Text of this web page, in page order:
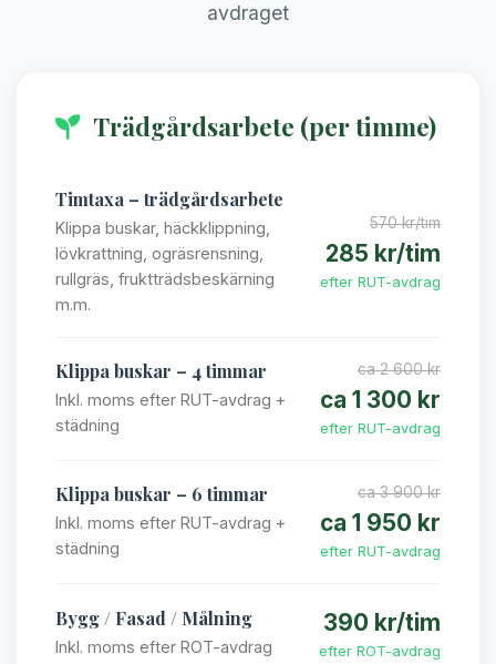
avdraget
Trädgårdsarbete (per timme)
Timtaxa – trädgårdsarbete
Klippa buskar, häckklippning,
lövkrattning, ogräsrensning,
rullgräs, fruktträdsbeskärning
m.m.
570 kr/tim
285 kr/tim
efter RUT-avdrag
Klippa buskar – 4 timmar
Inkl. moms efter RUT-avdrag +
städning
ca 2 600 kr
ca 1 300 kr
efter RUT-avdrag
Klippa buskar – 6 timmar
Inkl. moms efter RUT-avdrag +
städning
ca 3 900 kr
ca 1 950 kr
efter RUT-avdrag
Bygg / Fasad / Målning
Inkl. moms efter ROT-avdrag
390 kr/tim
efter ROT-avdrag